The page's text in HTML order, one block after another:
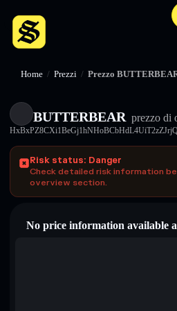
Home / Prezzi / Prezzo
BUTTERBEAR prezzo di
Risk status: Danger
Check detailed risk information
overview section.
No price information available